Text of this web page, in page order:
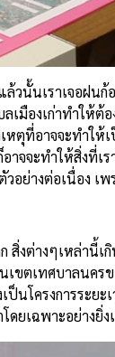
วนั้นเราเจอฝน
มืองเก่าทำให้
หตุที่อาจจะทำใ
จะทำให้สิ่งที่เ
ย่างต่อเนื่อง เพ
งต่างๆเหล่านี้เ
ตเทศบาลนคร
นโครงการระย
ดยเฉพาะอย่างยิ่